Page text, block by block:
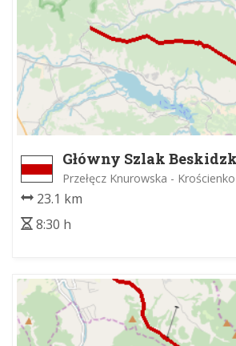
Główny Szlak
Przełęcz Knurowska -
23.1 km
8:30 h